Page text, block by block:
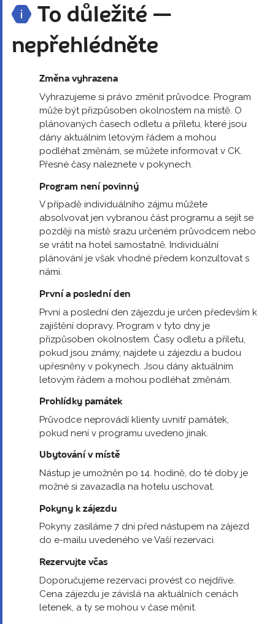
To důležité —
nepřehlédněte
Změna vyhrazena
Vyhrazujeme si právo změnit průvodce. Program
může být přizpůsoben okolnostem na místě. O
plánovaných časech odletu a příletu, které jsou
dány aktuálním letovým řádem a mohou
podléhat změnám, se můžete informovat v CK.
Přesné časy naleznete v pokynech.
Program není povinný
V případě individuálního zájmu můžete
absolvovat jen vybranou část programu a sejít se
později na místě srazu určeném průvodcem nebo
se vrátit na hotel samostatně. Individuální
plánování je však vhodné předem konzultovat s
námi.
První a poslední den
První a poslední den zájezdu je určen především k
zajištění dopravy. Program v tyto dny je
přizpůsoben okolnostem. Časy odletu a příletu,
pokud jsou známy, najdete u zájezdu a budou
upřesněny v pokynech. Jsou dány aktuálním
letovým řádem a mohou podléhat změnám.
Prohlídky památek
Průvodce neprovádí klienty uvnitř památek,
pokud není v programu uvedeno jinak.
Ubytování v místě
Nástup je umožněn po 14. hodině, do té doby je
možné si zavazadla na hotelu uschovat.
Pokyny k zájezdu
Pokyny zasíláme 7 dní před nástupem na zájezd
do e-mailu uvedeného ve Vaší rezervaci.
Rezervujte včas
Doporučujeme rezervaci provést co nejdříve.
Cena zájezdu je závislá na aktuálních cenách
letenek, a ty se mohou v čase měnit.